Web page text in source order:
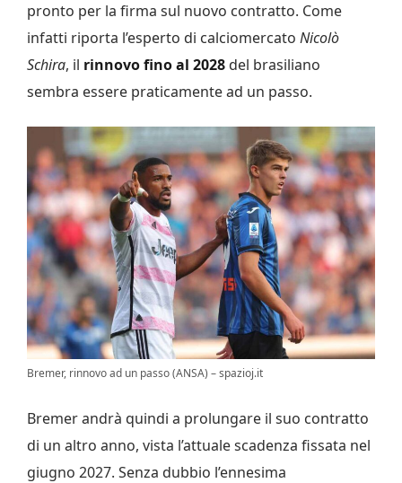
pronto per la firma sul nuovo contratto. Come
infatti riporta l’esperto di calciomercato Nicolò
Schira, il rinnovo fino al 2028 del brasiliano
sembra essere praticamente ad un passo.
Bremer, rinnovo ad un passo (ANSA) – spazioj.it
Bremer andrà quindi a prolungare il suo contratto
di un altro anno, vista l’attuale scadenza fissata nel
giugno 2027. Senza dubbio l’ennesima